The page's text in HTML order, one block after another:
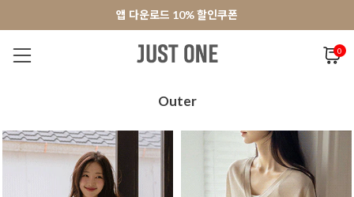
앱 다운로드 10% 할인쿠폰
회원가입 쿠폰 3000원
앱 다운로드 10% 할인쿠폰
회원가입 쿠폰 3000원
0
오늘출발Outer